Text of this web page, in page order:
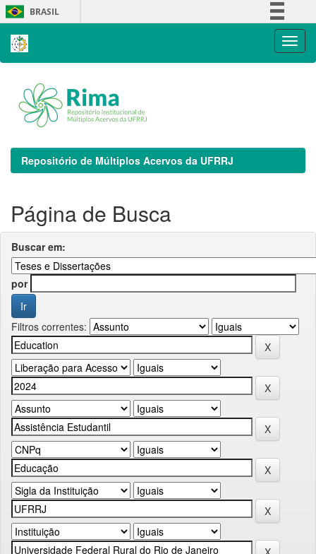
Skip
navigation
BRASIL
Repositório de Múltiplos Acervos da UFRRJ
Página de Busca
Buscar em:
por
Filtros correntes: